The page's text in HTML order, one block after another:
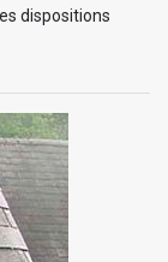
dispositions